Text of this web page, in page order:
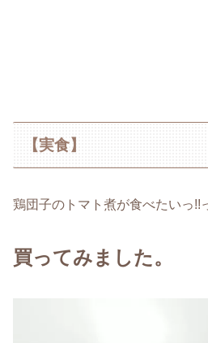
【実食】
鶏団子のトマト煮が食べたいっ!!
買ってみました。